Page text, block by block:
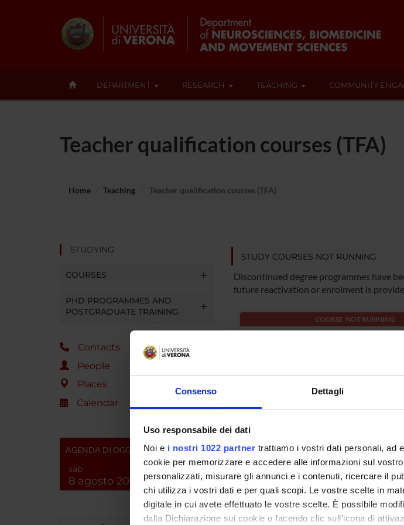
Consenso Dettagli
Uso responsabile dei dati
Noi e i nostri 1022 partner trattiamo i vostri dati personali, ad
cookie per memorizzare e accedere alle informazioni sul
personalizzati, misurare gli annunci e i contenuti, ricercare il
chi utilizza i vostri dati e per quali scopi. Le vostre scelte in
digitale in cui avete effettuato le vostre scelte. È possibile
dalla Dichiarazione sui cookie o facendo clic sull'icona di
DEPARTMENT RESEARCH TEACHING COMMUNITY
Teacher qualification courses (TFA)
Home Teaching Teacher qualification courses (TFA)
STUDYING
COURSES
PHD PROGRAMMES AND
POSTGRADUATE TRAINING
Contacts
People
Places
Calendar
AGENDA DI OGGI
sab
8 agosto 2026
STUDY COURSES NOT RUNNING
Discontinued degree programmes have
future reactivation or enrolment is
COURSE NOT RUNNING
Degree class: A029 - Educazione
Location: Verona